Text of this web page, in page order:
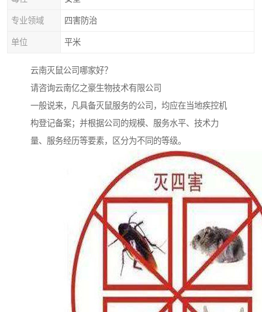
专业领域 四害防治
单位 平米
云南灭鼠公司哪家好？
请咨询云南亿之豪生物技术有限公司
一般说来，凡具备灭鼠服务的公司，均应在当地疾控机
构登记备案；并根据公司的规模、服务水平、技术力
量、服务经历等要素，区分为不同的等级。